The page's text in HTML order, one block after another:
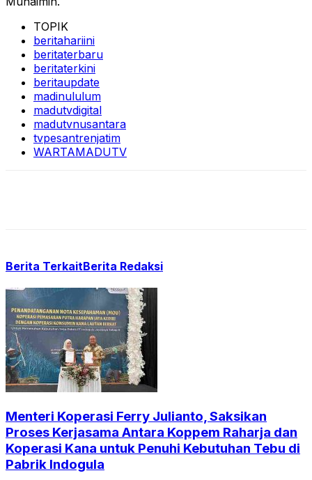
TOPIK
beritahariini
beritaterbaru
beritaterkini
beritaupdate
madinululum
madutvdigital
madutvnusantara
tvpesantrenjatim
WARTAMADUTV
Berita TerkaitBerita Redaksi
Menteri Koperasi Ferry Julianto, Saksikan
Proses Kerjasama Antara Koppem Raharja dan
Koperasi Kana untuk Penuhi Kebutuhan Tebu di
Pabrik Indogula